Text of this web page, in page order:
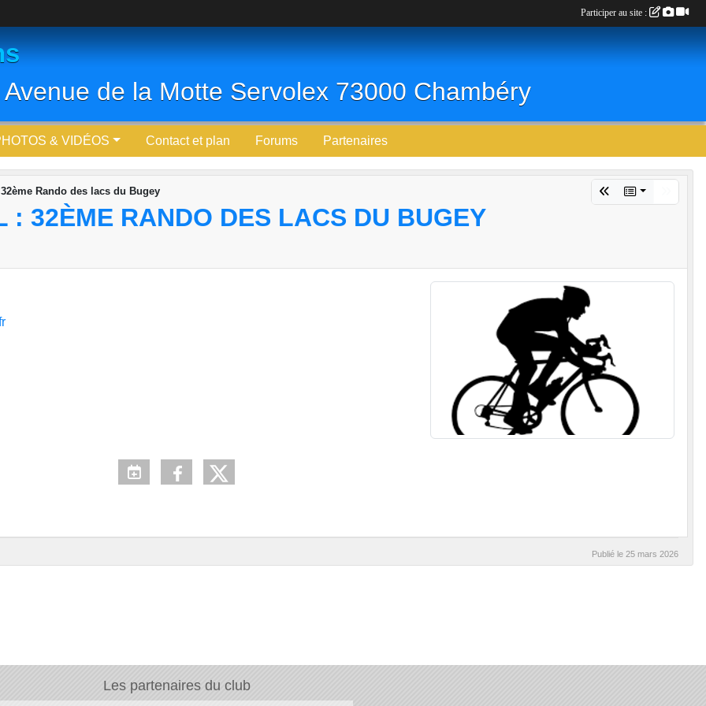
de la Motte Servolex 73000 Chambéry
& VIDÉOS Contact et plan Forums Partenaires
Rando des lacs du Bugey
: 32ÈME RANDO DES LACS DU BUGEY
Publié le 25 mars 2026
Les partenaires du club
Participer au site :